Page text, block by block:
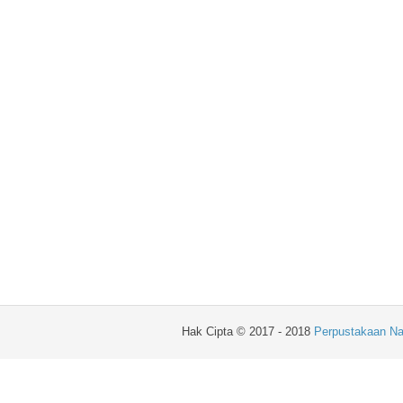
Hak Cipta © 2017 - 2018 Perpustakaan